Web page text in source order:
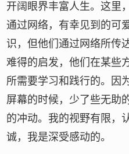
开阔眼界丰富人生。这里
通过网络，有幸见到的可
识，但他们通过网络所传
难得的启发，他们在某些
所需要学习和践行的。因
屏幕的时候，少了些无助
的冲动。我的视野有限，
诚，我是深受感动的。